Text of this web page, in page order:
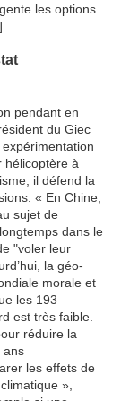
les options
pendant en
du Giec
hélicoptère à
il défend la
« En Chine,
sujet de
dans le
"voler leur
la géo-
morale et
les 193
est très faible.
réduire la
ans
les effets de
»,